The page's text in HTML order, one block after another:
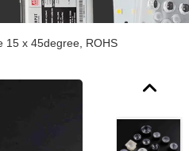
15 x 45degree, ROHS